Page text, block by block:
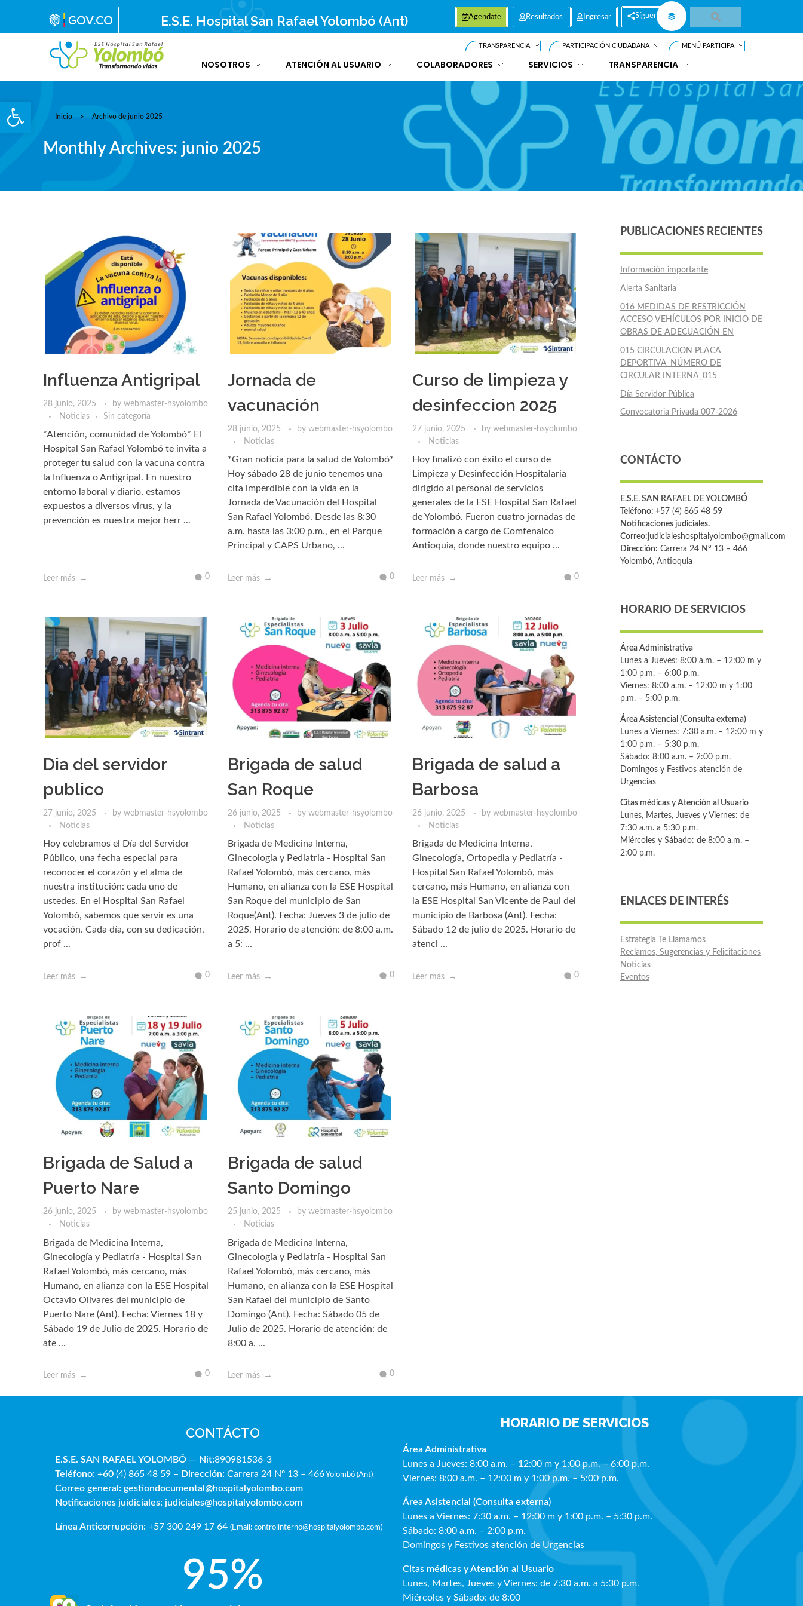
Abrir barra de herramientas
E.S.E. Hospital San Rafael Yolombó (Ant) Agendate Resultados Ingresar Síguenos
E.S.E. Hospital San Rafael Yolombó (Ant)
TRANSPARENCIA PARTICIPACIÓN CIUDADANA MENÚ PARTICIPA
NOSOTROS ATENCIÓN AL USUARIO COLABORADORES SERVICIOS TRANSPARENCIA
Inicio > Archivo de junio 2025
Monthly Archives: junio 2025
Influenza Antigripal
28 junio, 2025 by webmaster-hsyolombo
Noticias
Sin categoría
*Atención, comunidad de Yolombó* El
Hospital San Rafael Yolombó te invita a
proteger tu salud con la vacuna contra
la Influenza o Antigripal. En nuestro
entorno laboral y diario, estamos
expuestos a diversos virus, y la
prevención es nuestra mejor herr ...
Leer más 0
Jornada de
vacunación
28 junio, 2025 by webmaster-hsyolombo
Noticias
*Gran noticia para la salud de Yolombó*
Hoy sábado 28 de junio tenemos una
cita imperdible con la vida en la
Jornada de Vacunación del Hospital
San Rafael Yolombó. Desde las 8:30
a.m. hasta las 3:00 p.m., en el Parque
Principal y CAPS Urbano, ...
Leer más 0
Curso de limpieza y
desinfeccion 2025
27 junio, 2025 by webmaster-hsyolombo
Noticias
Hoy finalizó con éxito el curso de
Limpieza y Desinfección Hospitalaria
dirigido al personal de servicios
generales de la ESE Hospital San Rafael
de Yolombó. Fueron cuatro jornadas de
formación a cargo de Comfenalco
Antioquia, donde nuestro equipo ...
Leer más 0
Dia del servidor
publico
27 junio, 2025 by webmaster-hsyolombo
Noticias
Hoy celebramos el Día del Servidor
Público, una fecha especial para
reconocer el corazón y el alma de
nuestra institución: cada uno de
ustedes. En el Hospital San Rafael
Yolombó, sabemos que servir es una
vocación. Cada día, con su dedicación,
prof ...
Leer más 0
Brigada de salud
San Roque
26 junio, 2025 by webmaster-hsyolombo
Noticias
Brigada de Medicina Interna,
Ginecología y Pediatria - Hospital San
Rafael Yolombó, más cercano, más
Humano, en alianza con la ESE Hospital
San Roque del municipio de San
Roque(Ant). Fecha: Jueves 3 de julio de
2025. Horario de atención: de 8:00 a.m.
a 5: ...
Leer más 0
Brigada de salud a
Barbosa
26 junio, 2025 by webmaster-hsyolombo
Noticias
Brigada de Medicina Interna,
Ginecología, Ortopedia y Pediatría -
Hospital San Rafael Yolombó, más
cercano, más Humano, en alianza con
la ESE Hospital San Vicente de Paul del
municipio de Barbosa (Ant). Fecha:
Sábado 12 de julio de 2025. Horario de
atenci ...
Leer más 0
Brigada de Salud a
Puerto Nare
26 junio, 2025 by webmaster-hsyolombo
Noticias
Brigada de Medicina Interna,
Ginecología y Pediatría - Hospital San
Rafael Yolombó, más cercano, más
Humano, en alianza con la ESE Hospital
Octavio Olivares del municipio de
Puerto Nare (Ant). Fecha: Viernes 18 y
Sábado 19 de Julio de 2025. Horario de
ate ...
Leer más 0
Brigada de salud
Santo Domingo
25 junio, 2025 by webmaster-hsyolombo
Noticias
Brigada de Medicina Interna,
Ginecología y Pediatría - Hospital San
Rafael Yolombó, más cercano, más
Humano, en alianza con la ESE Hospital
San Rafael del municipio de Santo
Domingo (Ant). Fecha: Sábado 05 de
Julio de 2025. Horario de atención: de
8:00 a. ...
Leer más 0
PUBLICACIONES RECIENTES
Información importante
Alerta Sanitaria
016 MEDIDAS DE RESTRICCIÓN
ACCESO VEHÍCULOS POR INICIO DE
OBRAS DE ADECUACIÓN EN
015 CIRCULACION PLACA
DEPORTIVA_NÚMERO DE
CIRCULAR INTERNA_015
Día Servidor Pública
Convocatoria Privada 007-2026
CONTÁCTO
E.S.E. SAN RAFAEL DE YOLOMBÓ
Teléfono: +57 (4) 865 48 59
Notificaciones judiciales.
Correo:judicialeshospitalyolombo@gmail.com
Dirección: Carrera 24 Nº 13 – 466
Yolombó, Antioquia
HORARIO DE SERVICIOS
Área Administrativa
Lunes a Jueves: 8:00 a.m. – 12:00 m y
1:00 p.m. – 6:00 p.m.
Viernes: 8:00 a.m. – 12:00 m y 1:00
p.m. – 5:00 p.m.
Área Asistencial (Consulta externa)
Lunes a Viernes: 7:30 a.m. – 12:00 m y
1:00 p.m. – 5:30 p.m.
Sábado: 8:00 a.m. – 2:00 p.m.
Domingos y Festivos atención de
Urgencias
Citas médicas y Atención al Usuario
Lunes, Martes, Jueves y Viernes: de
7:30 a.m. a 5:30 p.m.
Miércoles y Sábado: de 8:00 a.m. –
2:00 p.m.
ENLACES DE INTERÉS
Estrategia Te Llamamos
Reclamos, Sugerencias y Felicitaciones
Noticias
Eventos
CONTÁCTO
E.S.E. SAN RAFAEL YOLOMBÓ — Nit:890981536-3
Teléfono: +60 (4) 865 48 59 – Dirección: Carrera 24 Nº 13 – 466Yolombó (Ant)
Correo general: gestiondocumental@hospitalyolombo.com
Notificaciones juidiciales: judiciales@hospitalyolombo.com
Línea Anticorrupción: +57 300 249 17 64 (Email: controlinterno@hospitalyolombo.com)
95%
HORARIO DE SERVICIOS
Área Administrativa
Lunes a Jueves: 8:00 a.m. – 12:00 m y 1:00 p.m. – 6:00 p.m.
Viernes: 8:00 a.m. – 12:00 m y 1:00 p.m. – 5:00 p.m.
Área Asistencial (Consulta externa)
Lunes a Viernes: 7:30 a.m. – 12:00 m y 1:00 p.m. – 5:30 p.m.
Sábado: 8:00 a.m. – 2:00 p.m.
Domingos y Festivos atención de Urgencias
Citas médicas y Atención al Usuario
Lunes, Martes, Jueves y Viernes: de 7:30 a.m. a 5:30 p.m.
Miércoles y Sábado: de 8:00